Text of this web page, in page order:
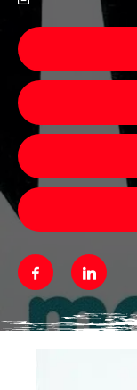
FacebookLinkedin